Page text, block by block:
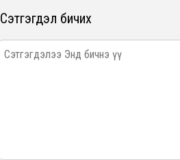
Сэтгэгдэл бичих